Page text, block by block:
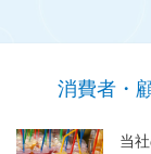
消費者・
当